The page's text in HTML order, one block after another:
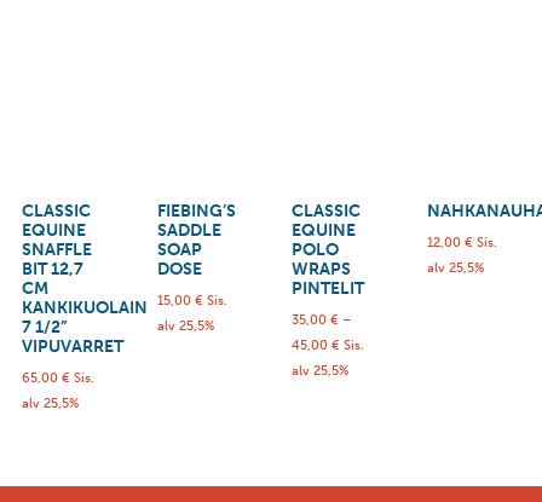
CLASSIC
EQUINE
SNAFFLE
BIT 12,7
CM
KANKIKUOLAIN
7 1/2”
VIPUVARRET
65,00 € Sis.
alv 25,5%
FIEBING’S
SADDLE
SOAP
DOSE
15,00 € Sis.
alv 25,5%
CLASSIC
EQUINE
POLO
WRAPS
PINTELIT
35,00€ –
45,00€ Sis.
alv 25,5%
12,00 € Sis.
alv 25,5%